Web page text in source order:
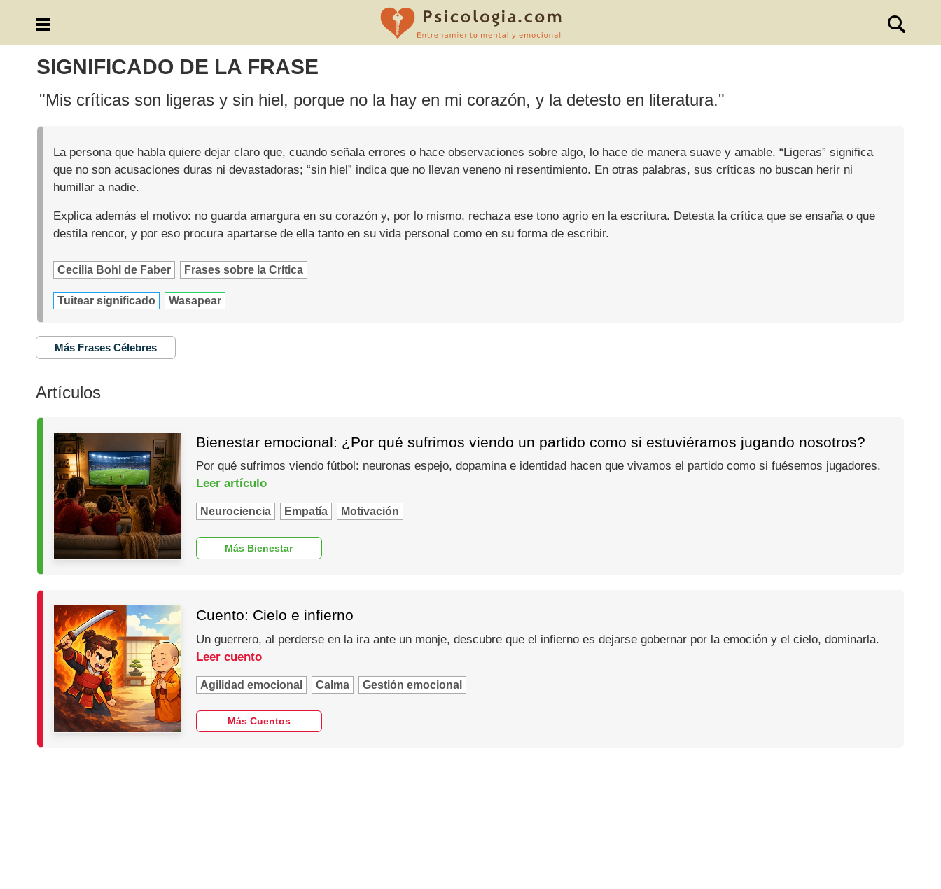
SIGNIFICADO DE LA FRASE
"Mis críticas son ligeras y sin hiel, porque no la hay en mi corazón, y la detesto en literatura."
La persona que habla quiere dejar claro que, cuando señala errores o hace observaciones sobre algo, lo hace de manera suave y amable. “Ligeras” significa
que no son acusaciones duras ni devastadoras; “sin hiel” indica que no llevan veneno ni resentimiento. En otras palabras, sus críticas no buscan herir ni
humillar a nadie.
Explica además el motivo: no guarda amargura en su corazón y, por lo mismo, rechaza ese tono agrio en la escritura. Detesta la crítica que se ensaña o que
destila rencor, y por eso procura apartarse de ella tanto en su vida personal como en su forma de escribir.
Cecilia Bohl de Faber Frases sobre la Crítica
Tuitear significado Wasapear
Más Frases Célebres
Artículos
Bienestar emocional: ¿Por qué sufrimos viendo un partido como si estuviéramos jugando nosotros?
Por qué sufrimos viendo fútbol: neuronas espejo, dopamina e identidad hacen que vivamos el partido como si fuésemos jugadores.
Leer artículo
Neurociencia Empatía Motivación
Más Bienestar
Cuento: Cielo e infierno
Un guerrero, al perderse en la ira ante un monje, descubre que el infierno es dejarse gobernar por la emoción y el cielo, dominarla.
Leer cuento
Agilidad emocional Calma Gestión emocional
Más Cuentos